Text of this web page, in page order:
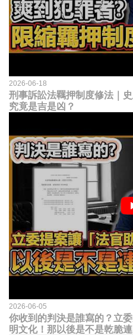
2026-06-18
刑事訴訟法羈押制度修法｜
究竟是吉是凶？
2026-06-05
你收到的判決是誰寫的？立
明文化！那以後是不是乾脆